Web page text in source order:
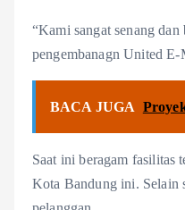
“Kami sangat senang
pengembanagn United
BACA JUGA
Saat ini beragam fasilitas
Kota Bandung ini. Selain